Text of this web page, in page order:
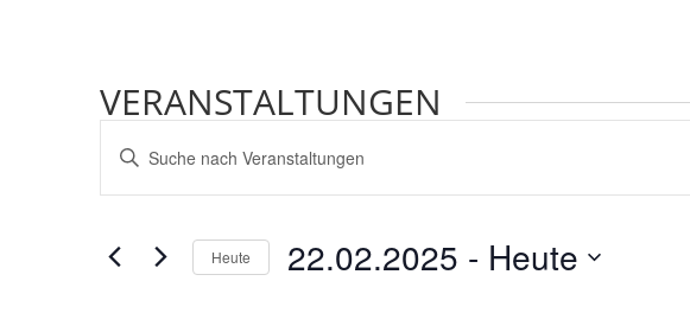
VERANSTALTUNGEN
VERANSTALTUNGEN
SUCHE
UND
NAVIGATION
Bitte
Suche
Heute 22.02.2025 - Heute